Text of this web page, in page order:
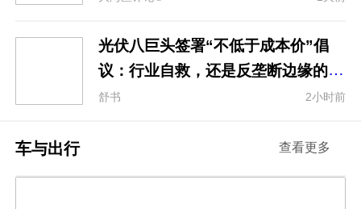
光伏八巨头签署“不低于成本价”倡
议：行业自救，还是反垄断边缘的试
探？
舒书 2小时前
车与出行 查看更多